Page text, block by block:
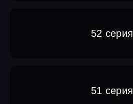
52 серия
51 серия